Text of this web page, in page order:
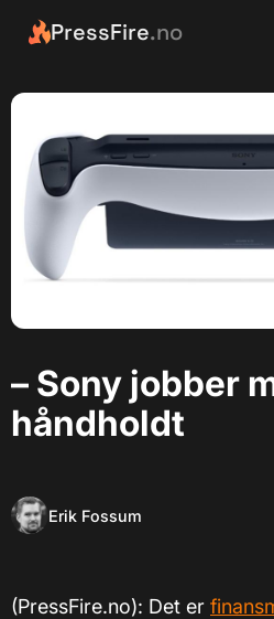
PressFire.no
– Sony jobber
håndholdt
Erik Fossum
(PressFire.no): Det er